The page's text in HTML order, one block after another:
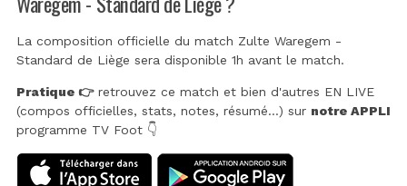
La composition officielle du match Zulte Waregem -
Standard de Liège sera disponible 1h avant le match.
Pratique 👉retrouvez ce match et bien d'autres EN LIVE
(compos officielles, stats, notes, résumé...) sur notre APPLI
programme TV Foot 👇